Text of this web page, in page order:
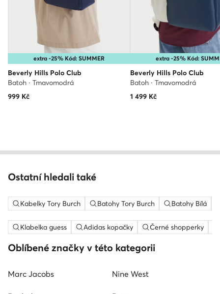
extra -25% Kód: SUMMER
Beverly Hills Polo Club
Batoh · Tmavomodrá
999 Kč
extra -25% Kód:
Beverly Hills Polo Club
Batoh · Tmavomodrá
1 499Kč
Ostatní hledali také
Kabelky Tory Burch Batohy Tory Burch Batohy Bílá
Klabelka guess Adidas kopačky Černé shopperky
Oblíbené značky v této kategorii
Marc Jacobs Nine West